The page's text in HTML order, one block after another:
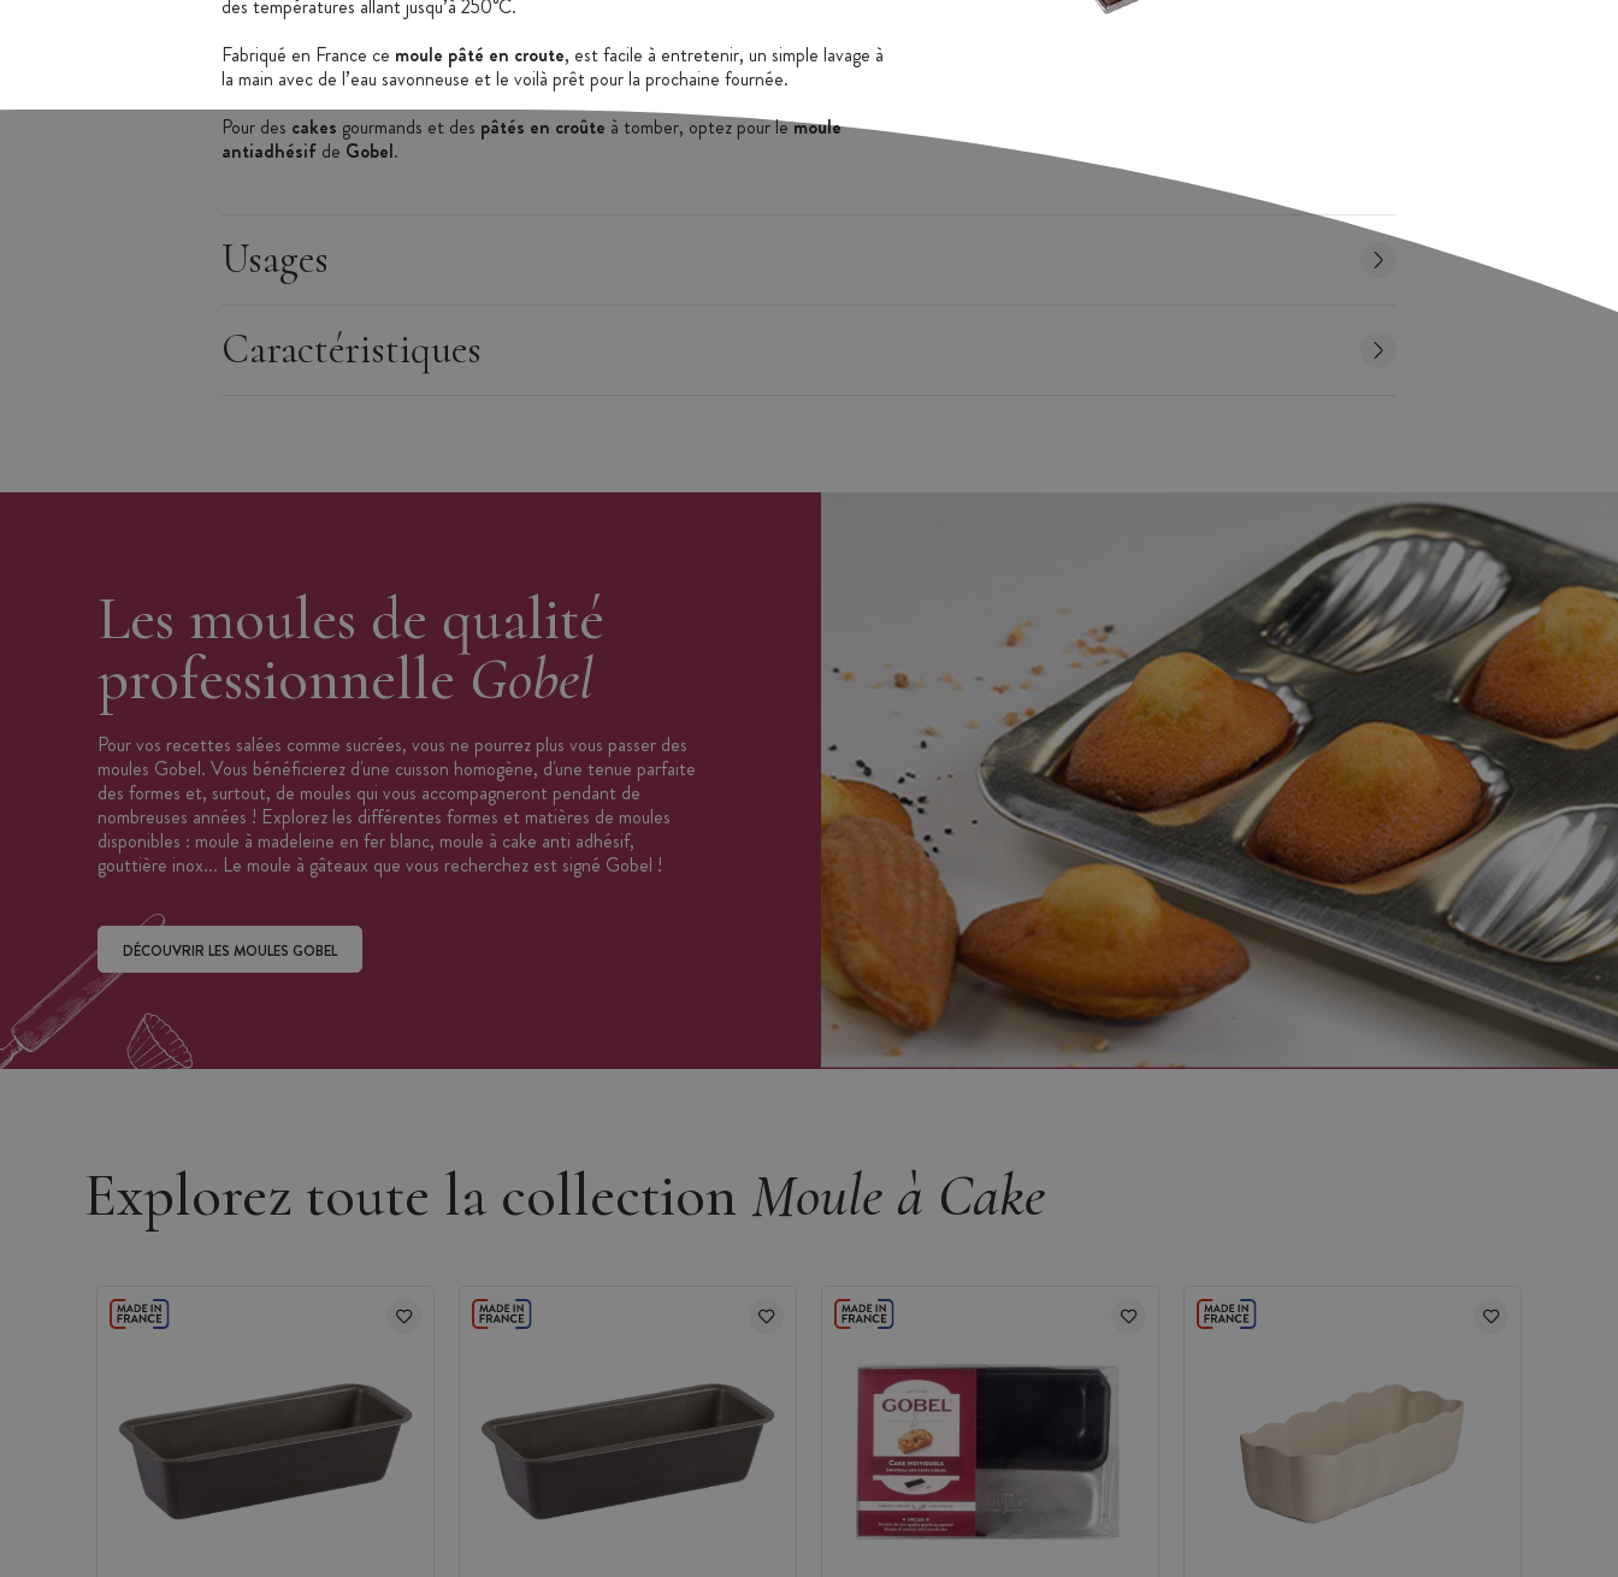
des températures allant jusqu’à 250°C.
Fabriqué en France ce moule pâté en croute, est facile à entretenir, un simple lavage à
la main avec de l’eau savonneuse et le voilà prêt pour la prochaine fournée.
Pour des cakes gourmands et des pâtés en croûte à tomber, optez pour lemoule
antiadhésifde Gobel.
Matière : Acier
Revêtement antiadhérent bicouche
Dimensions : 28,5 x 9 cm
Robuste
Marque : Gobel
Usages
Caractéristiques
Les moules de qualité
professionnelleGobel
Pour vos recettes salées comme sucrées, vous ne pourrez plus vous passer des
moules Gobel. Vous bénéficierez d'une cuisson homogène, d'une tenue parfaite
des formes et, surtout, de moules qui vous accompagneront pendant de
nombreuses années ! Explorez les différentes formes et matières de moules
disponibles : moule à madeleine en fer blanc, moule à cake anti adhésif,
gouttière inox... Le moule à gâteaux que vous recherchez est signé Gobel !
DÉCOUVRIR LES MOULES GOBEL
Explorez toute la collection Moule à Cake